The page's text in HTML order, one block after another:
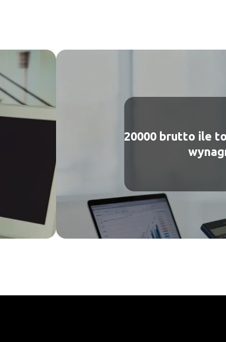
20000 brutto ile